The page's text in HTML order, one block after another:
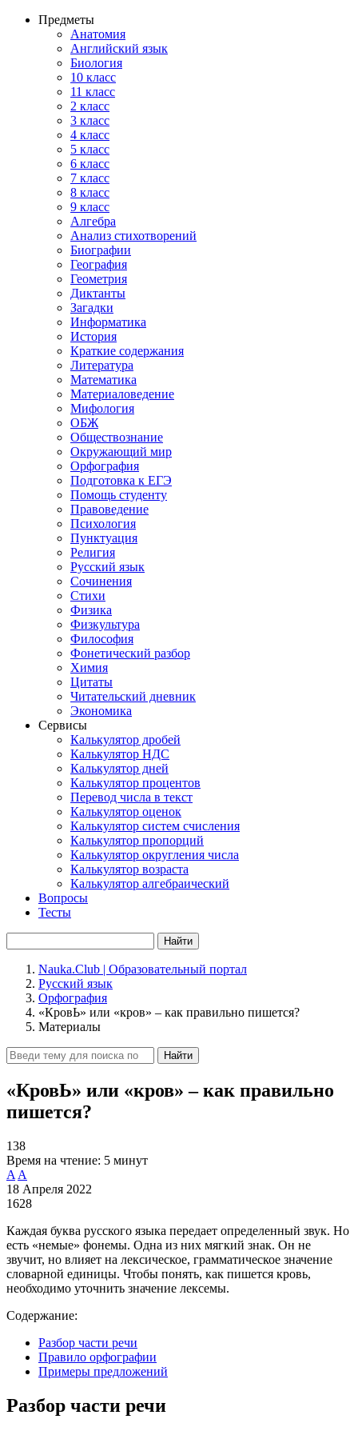
Предметы
Анатомия
Английский язык
Биология
10 класс
11 класс
2 класс
3 класс
4 класс
5 класс
6 класс
7 класс
8 класс
9 класс
Алгебра
Анализ стихотворений
Биографии
География
Геометрия
Диктанты
Загадки
Информатика
История
Краткие содержания
Литература
Математика
Материаловедение
Мифология
ОБЖ
Обществознание
Окружающий мир
Орфография
Подготовка к ЕГЭ
Помощь студенту
Правоведение
Психология
Пунктуация
Религия
Русский язык
Сочинения
Стихи
Физика
Физкультура
Философия
Фонетический разбор
Химия
Цитаты
Читательский дневник
Экономика
Сервисы
Калькулятор дробей
Калькулятор НДС
Калькулятор дней
Калькулятор процентов
Перевод числа в текст
Калькулятор оценок
Калькулятор систем счисления
Калькулятор пропорций
Калькулятор округления числа
Калькулятор возраста
Калькулятор алгебраический
Вопросы
Тесты
Найти
Nauka.Club | Образовательный портал
Русский язык
Орфография
«КровЬ» или «кров» – как правильно пишется?
Материалы
Найти
«КровЬ» или «кров» – как правильно
пишется?
138
Время на чтение: 5 минут
A A
18 Апреля 2022
1628
Каждая буква русского языка передает определенный звук. Но
есть «немые» фонемы. Одна из них мягкий знак. Он не
звучит, но влияет на лексическое, грамматическое значение
словарной единицы. Чтобы понять, как пишется кровь,
необходимо уточнить значение лексемы.
Содержание:
Разбор части речи
Правило орфографии
Примеры предложений
Разбор части речи